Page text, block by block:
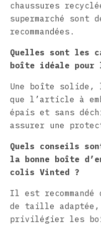
chaussures
supermarché sont
recommandées.
Quelles sont les
boîte idéale
Une boîte solide,
que l’article à
épais et sans
assurer une
Quels conseils
la bonne boîte
colis Vinted ?
Il est
de taille
privilégier les